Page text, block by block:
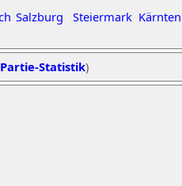
Salzburg Steiermark Kärnten
Statistik)